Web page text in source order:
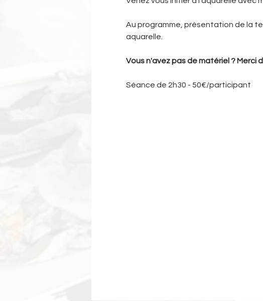
Au programme, présentation de la
aquarelle.
Vous n'avez pas de matériel ? Merci
Séance de 2h30 - 50€/participant